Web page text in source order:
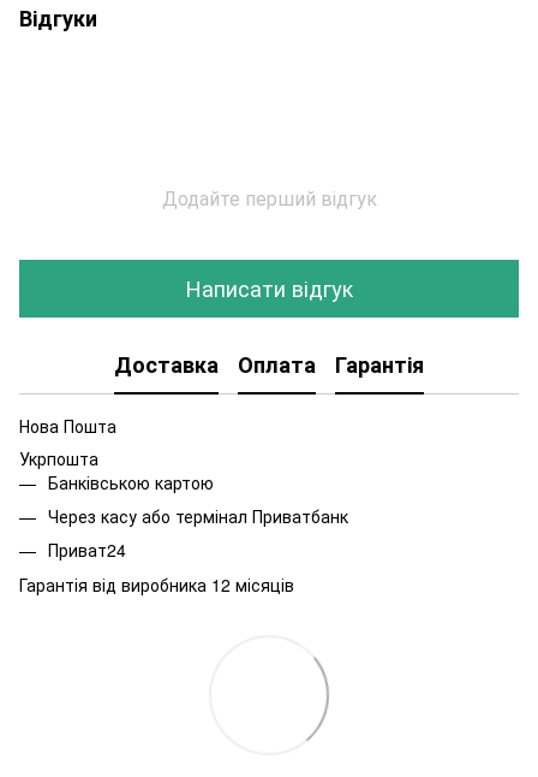
Відгуки
Додайте перший відгук
Написати відгук
Доставка Оплата Гарантія
Нова Пошта
Укрпошта
Банківською картою
Через касу або термінал Приватбанк
Приват24
Гарантія від виробника 12 місяців